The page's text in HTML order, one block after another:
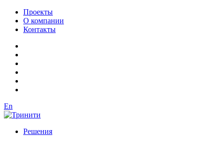
Проекты
О компании
Контакты
En
Решения